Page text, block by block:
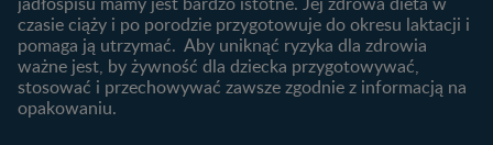
Karty do zdjęć dla
Maluszka
Materiały do pobrania
Narzędzia dla rodziców
czasie ciąży i po porodzie przygotowuje do okresu laktacji i
pomaga ją utrzymać. Aby uniknąć ryzyka dla zdrowia
ważne jest, by żywność dla dziecka przygotowywać,
stosować i przechowywać zawsze zgodnie z informacją na
opakowaniu.